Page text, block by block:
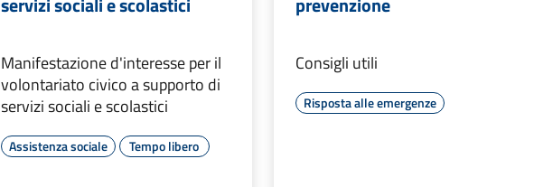
Manifestazione d'interesse per il
volontariato civico a supporto di
servizi sociali e scolastici
Assistenza sociale Tempo libero
Consigli utili
Risposta alle emergenze